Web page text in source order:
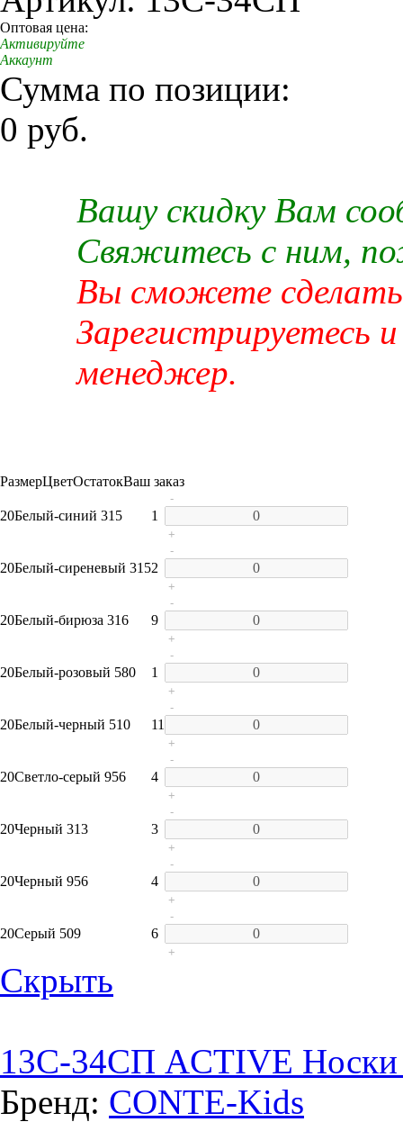
Оптовая цена:
Активируйте
Аккаунт
Сумма по позиции:
0 руб.
Вашу скидку Вам
Свяжитесь с ним,
Вы сможете сделать
Зарегистрируетесь
менеджер.
РазмерЦветОстатокВаш заказ
20Белый-синий 315 1
-
+
20Белый-сиреневый 3152
-
+
20Белый-бирюза 316 9
-
+
20Белый-розовый 580 1
-
+
20Белый-черный 510 11
-
+
20Светло-серый 956 4
-
+
20Черный 313 3
-
+
20Черный 956 4
-
+
20Серый 509 6
-
+
Скрыть
13C-34СП ACTIVE Носки
Бренд: CONTE-Kids